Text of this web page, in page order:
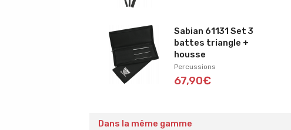
Sabian 61131 Set 3
battes triangle +
housse
Percussions
67,90€
Dans la même gamme